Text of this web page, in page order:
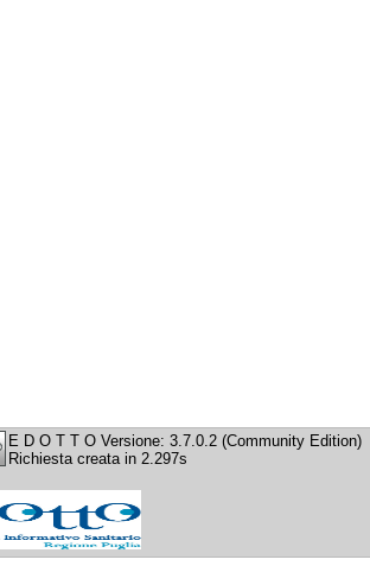
E D O T T O Versione: 3.7.0.2 (Community Edition)
Richiesta creata in 2.297s